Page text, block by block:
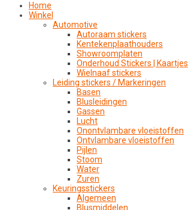
Home
Winkel
Automotive
Autoraam stickers
Kentekenplaathouders
Showroomplaten
Onderhoud Stickers | Kaartjes
Wielnaaf stickers
Leiding stickers / Markeringen
Basen
Blusleidingen
Gassen
Lucht
Onontvlambare vloeistoffen
Ontvlambare vloeistoffen
Pijlen
Stoom
Water
Zuren
Keuringsstickers
Algemeen
Blusmiddelen